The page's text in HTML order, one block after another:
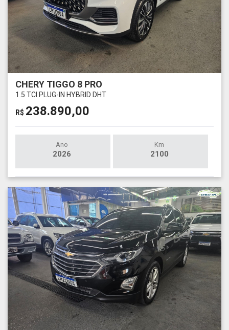
CHERY TIGGO 8 PRO
1.5 TCI PLUG-IN HYBRID DHT
R$ 238.890,00
Ano
2026
Km
2100